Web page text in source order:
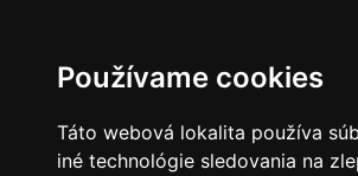
Používame cookies
Táto webová lokalita používa
iné technológie sledovania na